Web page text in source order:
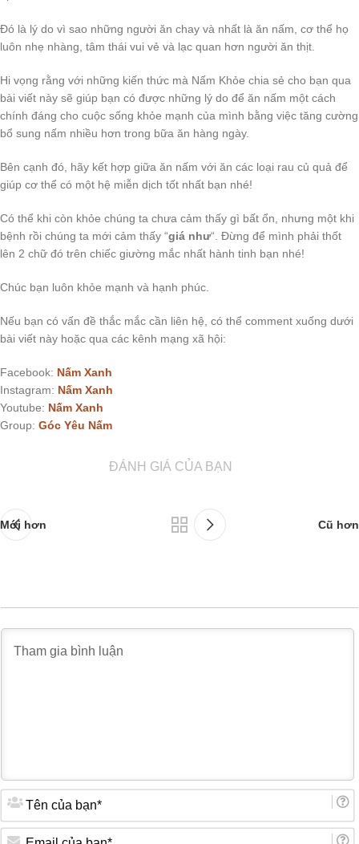
Đó là lý do vì sao những người ăn chay và nhất là ăn nấm, cơ thể họ
luôn nhẹ nhàng, tâm thái vui vẻ và lạc quan hơn người ăn thịt.
Hi vọng rằng với những kiến thức mà Nấm Khỏe chia sẻ cho bạn qua
bài viết này sẽ giúp bạn có được những lý do để ăn nấm một cách
chính đáng cho cuộc sống khỏe mạnh của mình bằng việc tăng cường
bổ sung nấm nhiều hơn trong bữa ăn hàng ngày.
Bên cạnh đó, hãy kết hợp giữa ăn nấm với ăn các loại rau củ quả để
giúp cơ thể có một hệ miễn dịch tốt nhất bạn nhé!
Có thể khi còn khỏe chúng ta chưa cảm thấy gì bất ổn, nhưng một khi
bệnh rồi chúng ta mới cảm thấy “giá như“. Đừng để mình phải thốt
lên 2 chữ đó trên chiếc giường mắc nhất hành tinh bạn nhé!
Chúc bạn luôn khỏe mạnh và hạnh phúc.
Nếu bạn có vấn đề thắc mắc cần liên hệ, có thể comment xuống dưới
bài viết này hoặc qua các kênh mạng xã hội:
Facebook: Nấm Xanh
Instagram: Nấm Xanh
Youtube: Nấm Xanh
Group: Góc Yêu Nấm
ĐÁNH GIÁ CỦA BẠN
Mới hơn Cũ hơn
Tên
của